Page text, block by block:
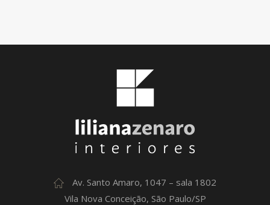
Av. Santo Amaro, 1047 – sala 1802
Vila Nova Conceição, São Paulo/SP